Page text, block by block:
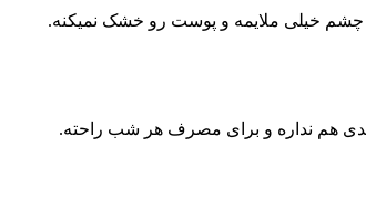
چشم خیلی ملایمه و پوست رو خشک نمیکنه.
تندی هم نداره و برای مصرف هر شب راحته.